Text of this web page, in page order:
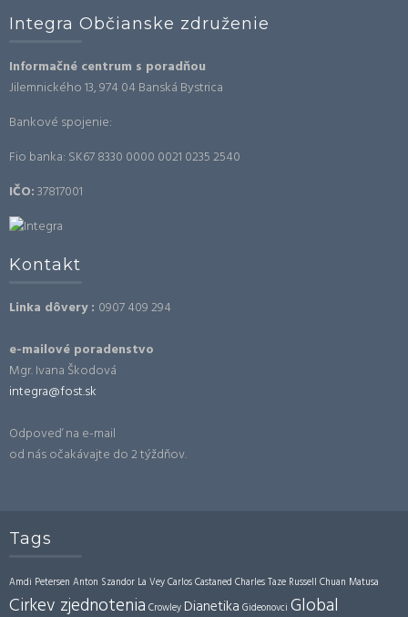
Integra Občianske združenie
Informačné centrum s poradňou
Jilemnického 13, 974 04 Banská Bystrica
Bankové spojenie:
Fio banka: SK67 8330 0000 0021 0235 2540
IČO:37817001
Kontakt
Linka dôvery : 0907 409 294
e-mailové poradenstvo
Mgr. Ivana Škodová
integra@fost.sk
Odpoveď na e-mail
od nás očakávajte do 2 týždňov.
Tags
Amdi Petersen Anton Szandor La VeyCarlos Castaned Charles Taze Russell Chuan Matusa
Cirkev zjednotenia Crowley Dianetika Gideonovci Global